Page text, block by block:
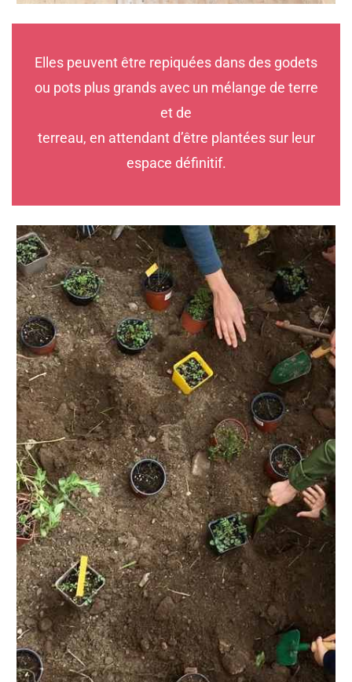
Elles peuvent être repiquées dans des godets
ou pots plus grands avec un mélange de terre
et de
terreau, en attendant d’être plantées sur leur
espace définitif.